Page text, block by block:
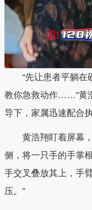
“先让患者平躺在
教你急救动作……”黄
导下，家属迅速配合执
黄浩翔盯着屏幕
侧，将一只手的手掌
手交叉叠放其上，手
压。”